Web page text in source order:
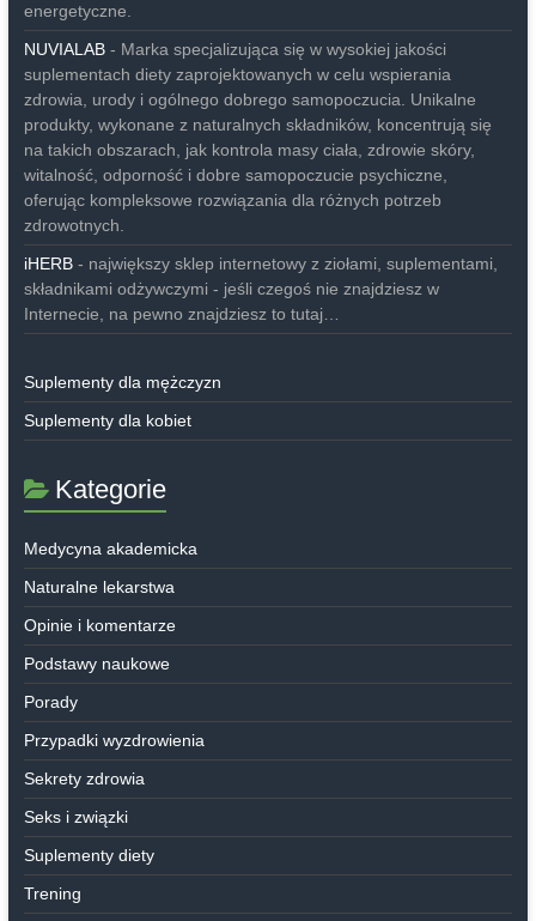
energetyczne.
NUVIALAB- Marka specjalizująca się w wysokiej jakości
suplementach diety zaprojektowanych w celu wspierania
zdrowia, urody i ogólnego dobrego samopoczucia. Unikalne
produkty, wykonane z naturalnych składników, koncentrują się
na takich obszarach, jak kontrola masy ciała, zdrowie skóry,
witalność, odporność i dobre samopoczucie psychiczne,
oferując kompleksowe rozwiązania dla różnych potrzeb
zdrowotnych.
iHERB- największy sklep internetowy z ziołami, suplementami,
składnikami odżywczymi - jeśli czegoś nie znajdziesz w
Internecie, na pewno znajdziesz to tutaj…
Suplementy dla mężczyzn
Suplementy dla kobiet
Kategorie
Medycyna akademicka
Naturalne lekarstwa
Opinie i komentarze
Podstawy naukowe
Porady
Przypadki wyzdrowienia
Sekrety zdrowia
Seks i związki
Suplementy diety
Trening